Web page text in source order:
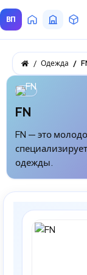
ВП ГлавнаяВсе
Одежда
FN
FN — это
одежды.